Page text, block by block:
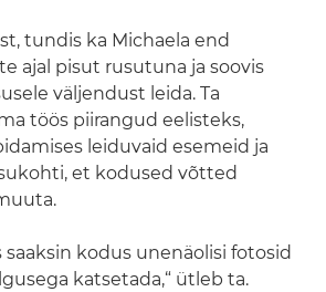
tundis ka Michaela end
ajal pisut rusutuna ja soovis
väljendust leida. Ta
töös piirangud eelisteks,
leiduvaid esemeid ja
et kodused võtted
saaksin kodus unenäolisi fotosid
katsetada,“ ütleb ta.